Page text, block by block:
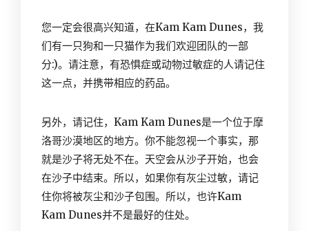
您一定会很高兴知道，在Kam Kam Dunes，我
们有一只狗和一只猫作为我们欢迎团队的一部
分:)。请注意，有恐惧症或动物过敏症的人请记住
这一点，并携带相应的药品。
另外，请记住， Kam Kam Dunes是一个位于摩
洛哥沙漠地区的地方。你不能忽视一个事实，那
就是沙子将无处不在。天空会从沙子开始，也会
在沙子中结束。所以，如果你有灰尘过敏，请记
住你将被灰尘和沙子包围。所以，也许Kam
Kam Dunes并不是最好的住处。